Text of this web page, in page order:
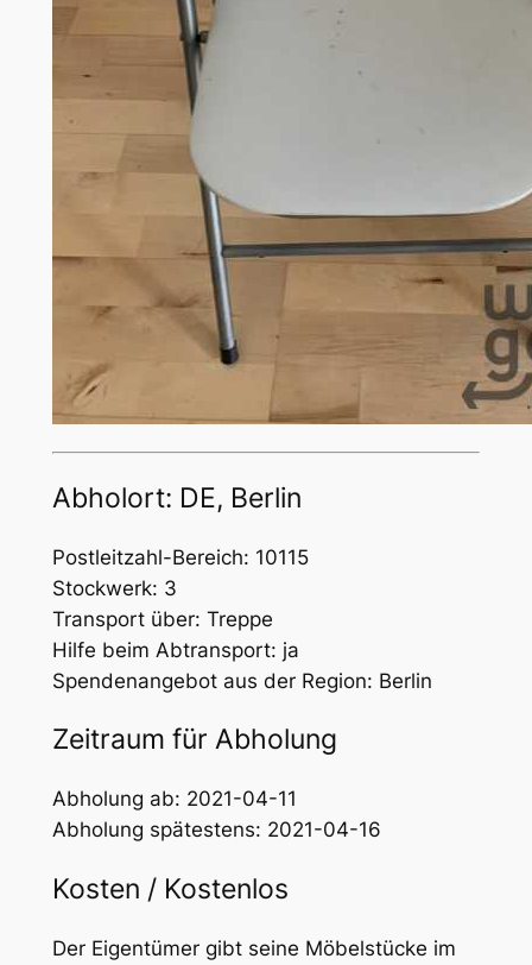
Abholort: DE, Berlin
Postleitzahl-Bereich: 10115
Stockwerk: 3
Transport über: Treppe
Hilfe beim Abtransport: ja
Spendenangebot aus der Region: Berlin
Zeitraum für Abholung
Abholung ab: 2021-04-11
Abholung spätestens: 2021-04-16
Kosten / Kostenlos
Der Eigentümer gibt seine Möbelstücke im